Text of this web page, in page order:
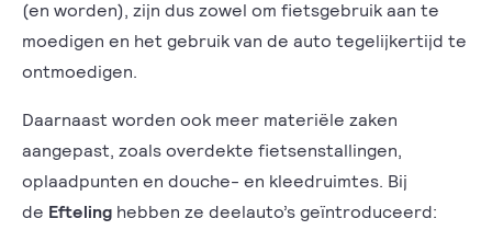
(en worden), zijn dus zowel om fietsgebruik aan te
moedigen en het gebruik van de auto tegelijkertijd te
ontmoedigen.
Daarnaast worden ook meer materiële zaken
aangepast, zoals overdekte fietsenstallingen,
oplaadpunten en douche- en kleedruimtes. Bij
de Efteling hebben ze deelauto’s geïntroduceerd: